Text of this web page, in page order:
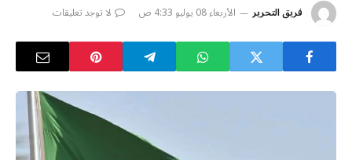
فريق التحرير الأربعاء 08 يوليو 4:33 ص لا توجد تعليقات